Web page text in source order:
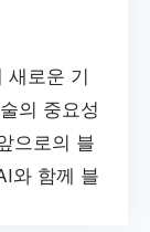
새로운 기
의 중요성
으로의 블
와 함께 블